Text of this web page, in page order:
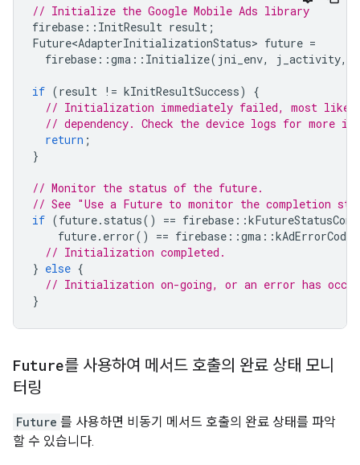
// Initialize the Google Mobile Ads library
firebase :: InitResult result ;
Future<AdapterInitializationStatus> future =
firebase ::gma :: Initialize( jni_env, j_activity,
if (result != kInitResultSuccess)
{
// Initialization immediately failed, most likely
// dependency. Check the device logs for more
return ;
}
// Monitor the status of the future.
// See "Use a Future to monitor the completion
if (future. status() == firebase ::
future. error() == firebase ::gma ::
// Initialization completed.
} else {
// Initialization on-going, or an error has
}
Future를 사용하여 메서드 호출의 완료 상태 모니
터링
Future 를 사용하면 비동기 메서드 호출의 완료 상태를 파악
할 수 있습니다.